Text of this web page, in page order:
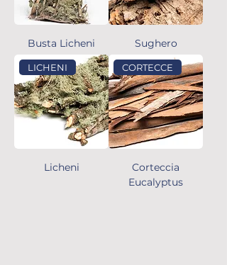
Busta Licheni Sughero
LICHENI
Licheni
CORTECCE
Corteccia
Eucalyptus